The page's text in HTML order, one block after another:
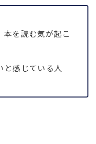
本を読む気が起こ
と感じている人